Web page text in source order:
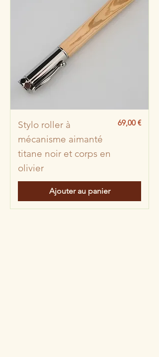
Stylo roller à
mécanisme aimanté
titane noir et corps en
olivier
Prix
69,00 €
Ajouter au panier